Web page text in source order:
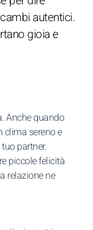
autentici.
gioia e
Anche quando
clima sereno e
partner.
piccole felicità
relazione ne